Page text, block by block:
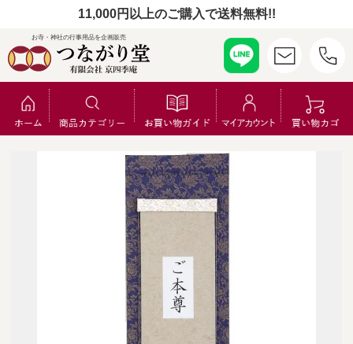
11,000円以上のご購入で送料無料!!
お寺・神社の行事用品を企画販売